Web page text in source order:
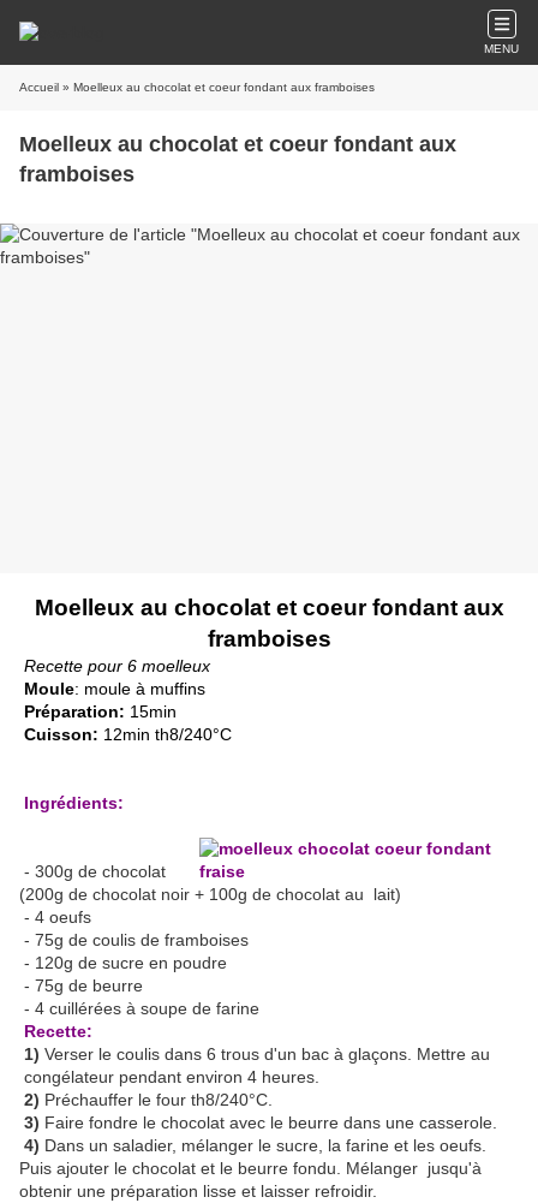
MENU
Accueil » Moelleux au chocolat et coeur fondant aux framboises
Moelleux au chocolat et coeur fondant aux
framboises
Moelleux au chocolat et coeur fondant aux
framboises
Recette pour 6 moelleux
Moule: moule à muffins
Préparation: 15min
Cuisson: 12min th8/240°C
Ingrédients:
- 300g de chocolat
(200g de chocolat noir + 100g de chocolat au lait)
- 4 oeufs
- 75g de coulis de framboises
- 120g de sucre en poudre
- 75g de beurre
- 4 cuillérées à soupe de farine
Recette:
1) Verser le coulis dans 6 trous d'un bac à glaçons. Mettre au
congélateur pendant environ 4 heures.
2) Préchauffer le four th8/240°C.
3) Faire fondre le chocolat avec le beurre dans une casserole.
4) Dans un saladier, mélanger le sucre, la farine et les oeufs.
Puis ajouter le chocolat et le beurre fondu. Mélanger jusqu'à
obtenir une préparation lisse et laisser refroidir.